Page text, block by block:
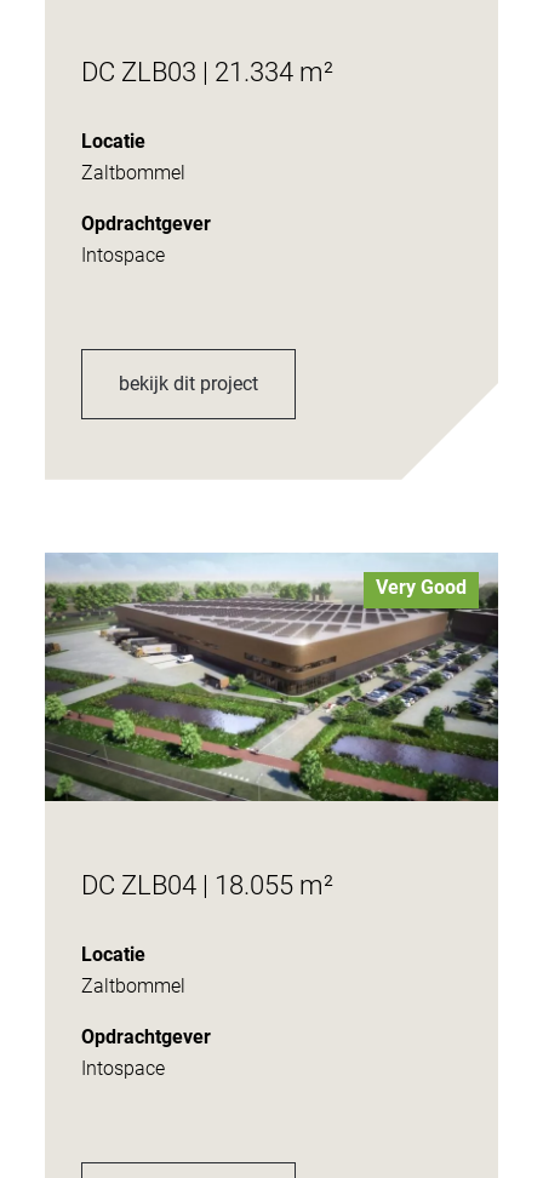
DC ZLB03 | 21.334 m²
Locatie
Zaltbommel
Opdrachtgever
Intospace
bekijk dit project
Very Good
DC ZLB04 | 18.055 m²
Locatie
Zaltbommel
Opdrachtgever
Intospace